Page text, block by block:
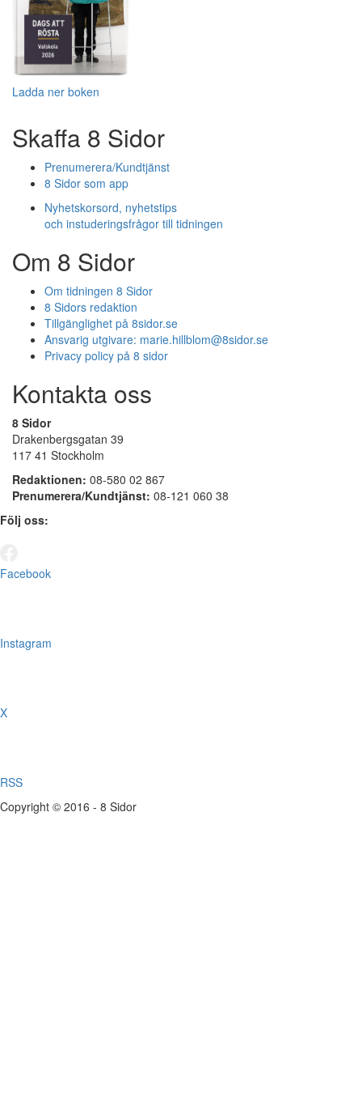
Ladda ner boken
Skaffa 8 Sidor
Prenumerera/Kundtjänst
8 Sidor som app
Nyhetskorsord, nyhetstips
och instuderingsfrågor till tidningen
Om 8 Sidor
Om tidningen 8 Sidor
8 Sidors redaktion
Tillgänglighet på 8sidor.se
Ansvarig utgivare: marie.hillblom@8sidor.se
Privacy policy på 8 sidor
Kontakta oss
8 Sidor
Drakenbergsgatan 39
117 41 Stockholm
Redaktionen: 08-580 02 867
Prenumerera/Kundtjänst: 08-121 060 38
Följ oss:
Facebook
Instagram
X
RSS
Copyright © 2016 - 8 Sidor